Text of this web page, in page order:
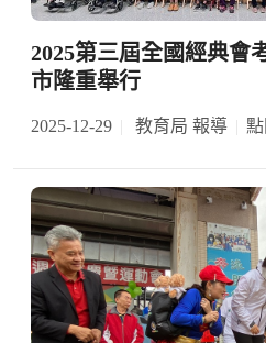
2025第三屆全國經典會
市隆重舉行
2025-12-29 教育局 報導